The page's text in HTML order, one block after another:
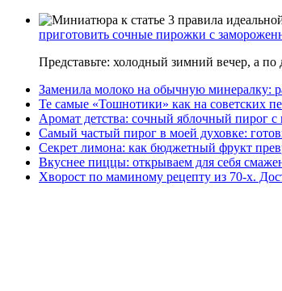
приготовить сочные пирожки с
Представьте: холодный зимний вечер, а
Заменила молоко на обычную минералку:
Те самые «Тошнотики» как на советских
Аромат детства: сочный яблочный пирог с
Самый частый пирог в моей духовке:
Секрет лимона: как бюджетный фрукт
Вкуснее пиццы: открываем для себя
Хворост по маминому рецепту из 70-х.